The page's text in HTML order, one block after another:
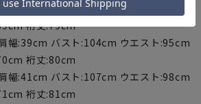
幅:38cm バスト:100cm ウエスト:90cm
裄丈:79cm
幅:39cm バスト:104cm ウエスト:95cm
裄丈:80cm
幅:41cm バスト:107cm ウエスト:98cm
裄丈:81cm